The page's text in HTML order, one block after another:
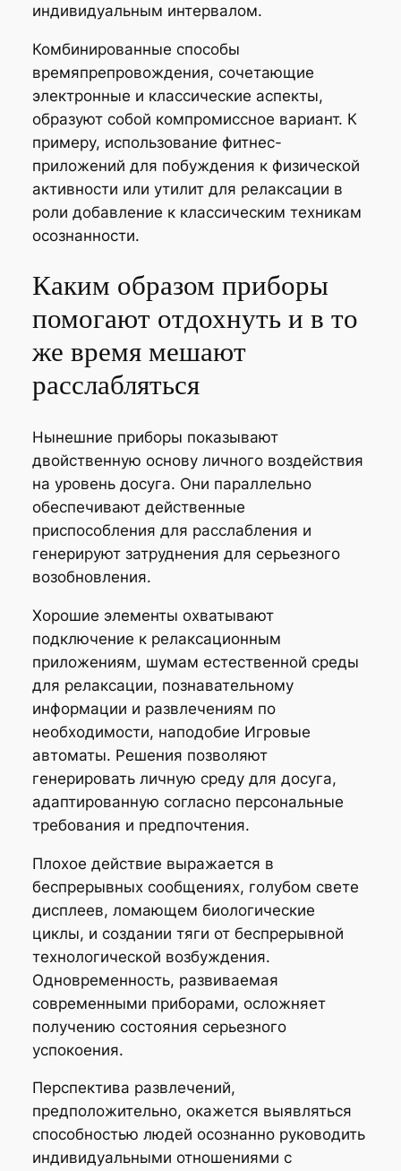
индивидуальным интервалом.
Комбинированные способы
времяпрепровождения, сочетающие
электронные и классические аспекты,
образуют собой компромиссное вариант. К
примеру, использование фитнес-
приложений для побуждения к физической
активности или утилит для релаксации в
роли добавление к классическим техникам
осознанности.
Каким образом приборы
помогают отдохнуть и в то
же время мешают
расслабляться
Нынешние приборы показывают
двойственную основу личного воздействия
на уровень досуга. Они параллельно
обеспечивают действенные
приспособления для расслабления и
генерируют затруднения для серьезного
возобновления.
Хорошие элементы охватывают
подключение к релаксационным
приложениям, шумам естественной среды
для релаксации, познавательному
информации и развлечениям по
необходимости, наподобие Игровые
автоматы. Решения позволяют
генерировать личную среду для досуга,
адаптированную согласно персональные
требования и предпочтения.
Плохое действие выражается в
беспрерывных сообщениях, голубом свете
дисплеев, ломающем биологические
циклы, и создании тяги от беспрерывной
технологической возбуждения.
Одновременность, развиваемая
современными приборами, осложняет
получению состояния серьезного
успокоения.
Перспектива развлечений,
предположительно, окажется выявляться
способностью людей осознанно руководить
индивидуальными отношениями с